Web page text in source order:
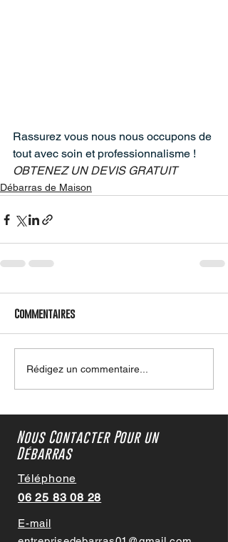
Rassurez vous nous nous occupons de
tout avec soin et professionnalisme !
OBTENEZ UN DEVIS GRATUIT
Débarras de Maison
Commentaires
Rédigez un commentaire...
Nous Contacter Pour un
Débarras
Téléphone
06 25 83 08 28
E-mail